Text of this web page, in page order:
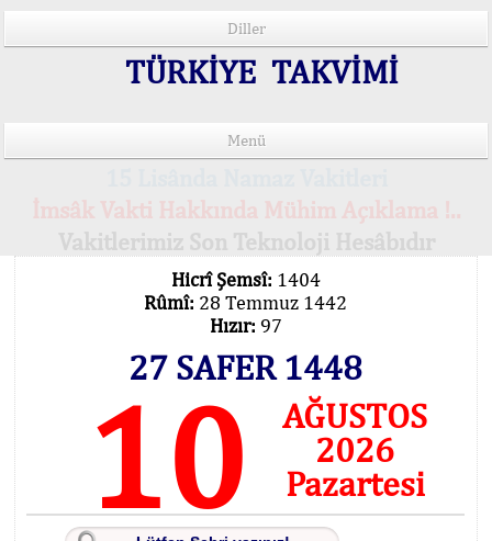
Diller
TÜRKİYE TAKVİMİ
Menü
Hicrî Şemsî: 1404
Rûmî: 28 Temmuz 1442
Hızır: 97
27 SAFER 1448
10
AĞUSTOS
2026
Pazartesi